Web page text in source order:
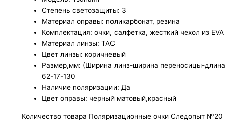
Степень светозащиты: 3
Материал оправы: поликарбонат, резина
Комплектация: очки, салфетка, жесткий чехол из EVA
Материал линзы: TAC
Цвет линзы: коричневый
Размер,мм: (Ширина линз-ширина переносицы-
62-17-130
Наличие поляризации: Да
Цвет оправы: черный матовый,красный
Количество товара Поляризационные очки Следопыт №20